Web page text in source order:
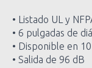
• Listado UL y
• 6 pulgadas de
• Disponible en
• Salida de 96 dB